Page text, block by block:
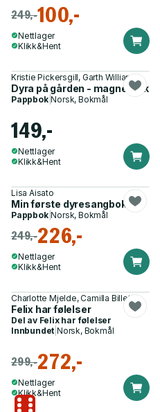
249,-100,-
Nettlager
Klikk&Hent
Kristie Pickersgill, Garth Williams
Dyra på gården - magnetbok
Pappbok|Norsk, Bokmål
149,-
Nettlager
Klikk&Hent
Lisa Aisato
Min første dyresangbok
Pappbok|Norsk, Bokmål
249,-226,-
Nettlager
Klikk&Hent
Charlotte Mjelde, Camilla Billett
Felix har følelser
Del av Felix har følelser
Innbundet |Norsk, Bokmål
299,-272,-
Nettlager
Klikk&Hent